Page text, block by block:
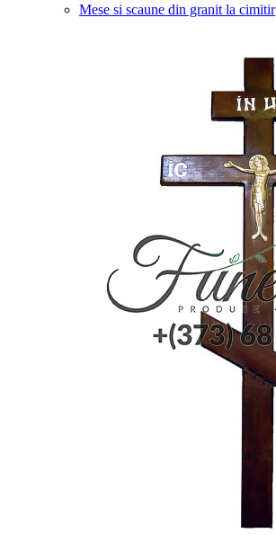
Mese si scaune din granit la cimitir